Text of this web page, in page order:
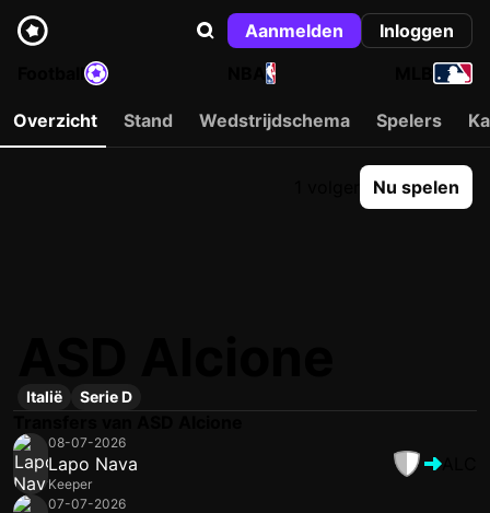
Aanmelden
Inloggen
NBA
Overzicht Stand Wedstrijdschema Spelers
Nu spelen
Italië Serie D
08-07-2026
Lapo Nava
Keeper
07-07-2026